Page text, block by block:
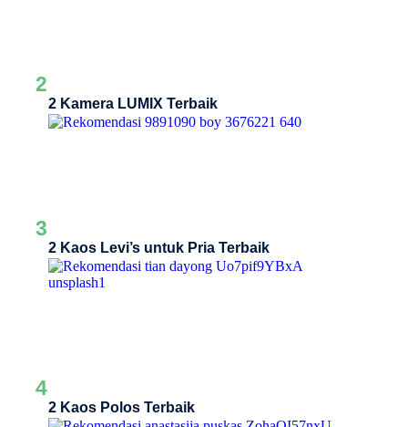
2
2 Kamera LUMIX Terbaik
3
2 Kaos Levi’s untuk Pria Terbaik
4
2 Kaos Polos Terbaik